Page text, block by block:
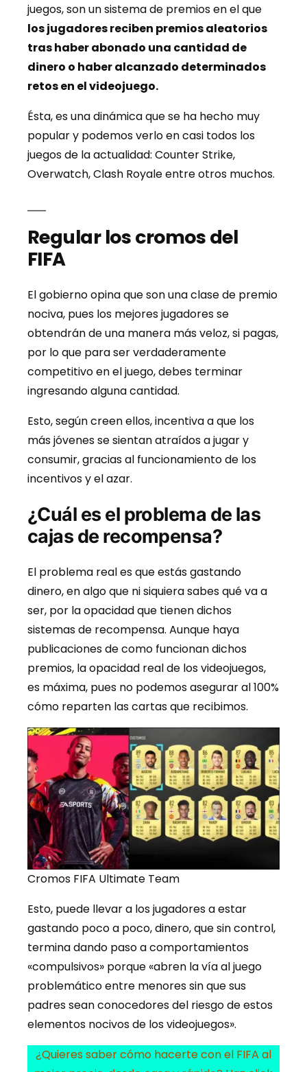
juegos, son un sistema de premios en el que
los jugadores reciben premios aleatorios
tras haber abonado una cantidad de
dinero o haber alcanzado determinados
retos en el videojuego.
Ésta, es una dinámica que se ha hecho muy
popular y podemos verlo en casi todos los
juegos de la actualidad: Counter Strike,
Overwatch, Clash Royale entre otros muchos.
Regular los cromos del
FIFA
El gobierno opina que son una clase de premio
nociva, pues los mejores jugadores se
obtendrán de una manera más veloz, si pagas,
por lo que para ser verdaderamente
competitivo en el juego, debes terminar
ingresando alguna cantidad.
Esto, según creen ellos, incentiva a que los
más jóvenes se sientan atraídos a jugar y
consumir, gracias al funcionamiento de los
incentivos y el azar.
¿Cuál es el problema de las
cajas de recompensa?
El problema real es que estás gastando
dinero, en algo que ni siquiera sabes qué va a
ser, por la opacidad que tienen dichos
sistemas de recompensa. Aunque haya
publicaciones de como funcionan dichos
premios, la opacidad real de los videojuegos,
es máxima, pues no podemos asegurar al 100%
cómo reparten las cartas que recibimos.
Cromos FIFA Ultimate Team
Esto, puede llevar a los jugadores a estar
gastando poco a poco, dinero, que sin control,
termina dando paso a comportamientos
«compulsivos» porque «abren la vía al juego
problemático entre menores sin que sus
padres sean conocedores del riesgo de estos
elementos nocivos de los videojuegos».
¿Quieres saber cómo hacerte con el FIFA al